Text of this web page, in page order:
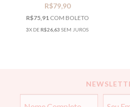
R$79,90
R$75,91 COM BOLETO
3X DER$26,63 SEM JUROS